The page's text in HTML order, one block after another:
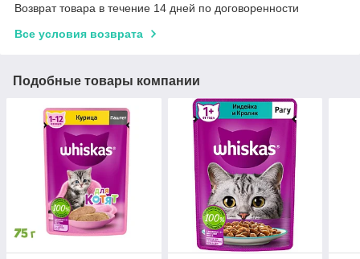
Возврат товара в течение 14 дней по договоренности
Все условия возврата
Подобные товары компании